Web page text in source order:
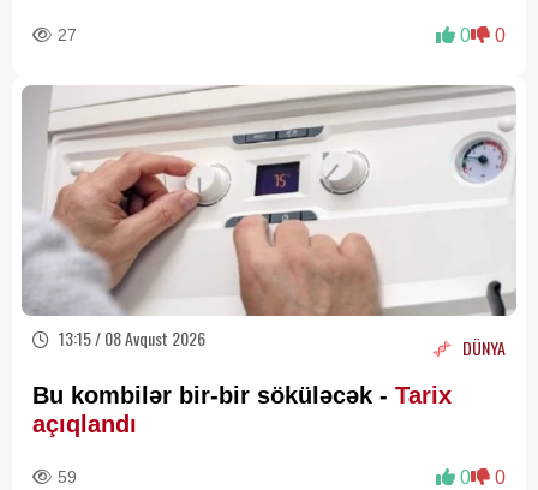
27 0 0
13:15 / 08 Avqust 2026 DÜNYA
Bu kombilər bir-bir söküləcək - Tarix
açıqlandı
59 0 0